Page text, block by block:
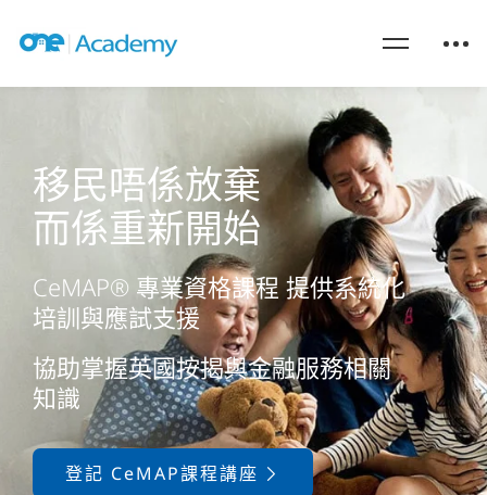
移民唔係放棄
而係重新開始
CeMAP® 專業資格課程 提供系統化
培訓與應試支援
協助掌握英國按揭與金融服務相關
知識
登記 CeMAP課程講座